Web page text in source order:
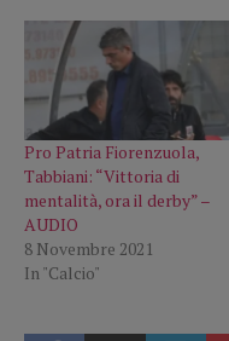
Pro Patria Fiorenzuola,
Tabbiani: “Vittoria di
mentalità, ora il derby” –
AUDIO
8 Novembre 2021
In "Calcio"